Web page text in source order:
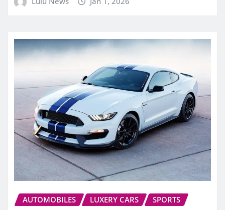
AUTOMOBILES LUXERY CARS SPORTS